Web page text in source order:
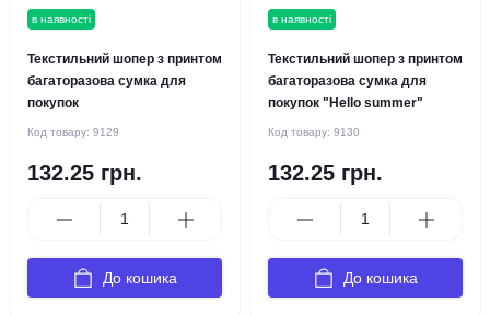
в наявності
Текстильний шопер з принтом
багаторазова сумка для
покупок
Код товару: 9129
132.25 грн.
До кошика
в наявності
Текстильний шопер з принтом
багаторазова сумка для
покупок "Hello summer"
Код товару: 9130
132.25 грн.
До кошика